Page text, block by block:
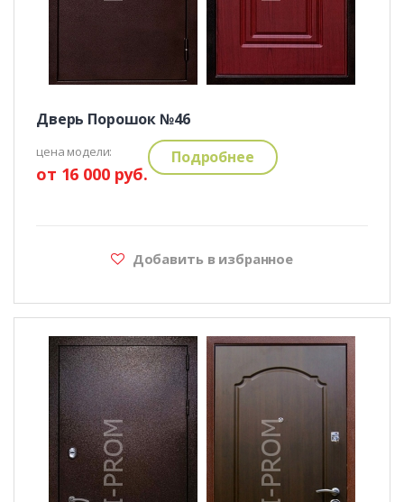
Дверь Порошок №46
цена модели:
от 16 000 руб.
Подробнее
Добавить в избранное